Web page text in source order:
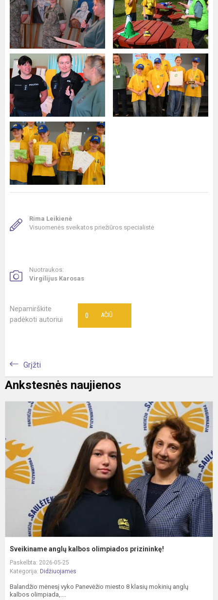
Rima Leikienė
Visuomenės sveikatos priežiūros specialistė
Nuotraukos:
Virgilijus Karosas
Nepamirškite
padėkoti autoriui
AČIŪ
0
Grįžti
Ankstesnės naujienos
Sveikiname anglų kalbos olimpiados prizininkę!
Paskelbta: 2026-05-25
Kategorija: Didžiuojamės
Balandžio mėnesį vyko Panevėžio miesto 8 klasių mokinių anglų
kalbos olimpiada,....